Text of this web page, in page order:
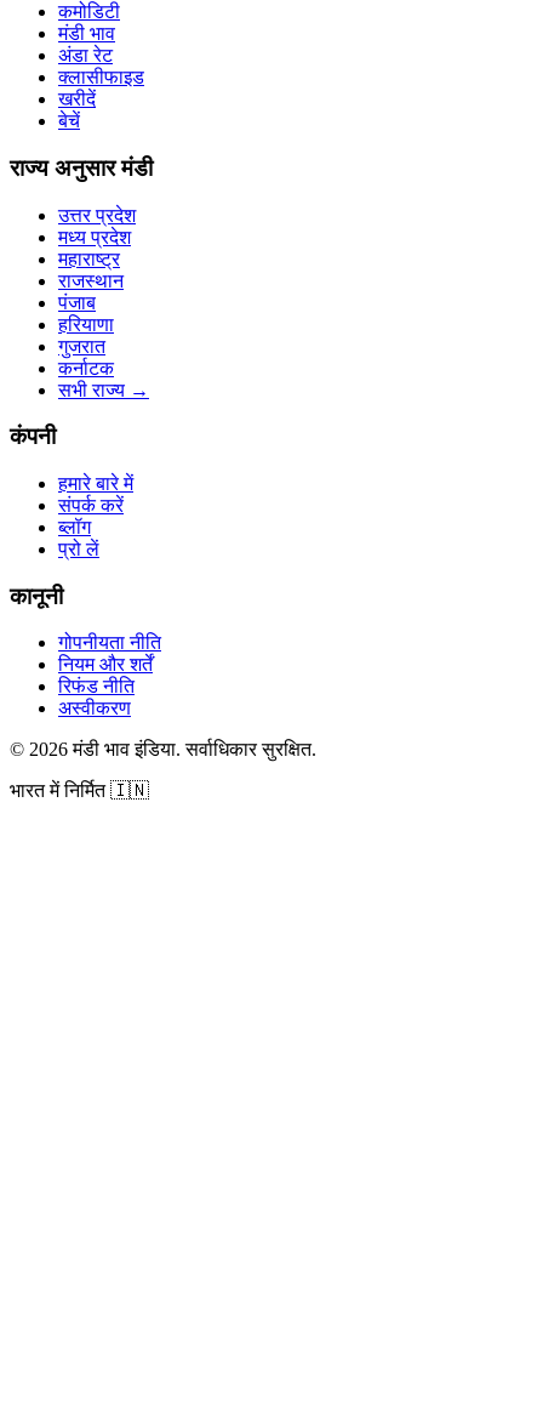
कमोडिटी
मंडी भाव
अंडा रेट
क्लासीफाइड
खरीदें
बेचें
राज्य अनुसार मंडी
उत्तर प्रदेश
मध्य प्रदेश
महाराष्ट्र
राजस्थान
पंजाब
हरियाणा
गुजरात
कर्नाटक
सभी राज्य →
कंपनी
हमारे बारे में
संपर्क करें
ब्लॉग
प्रो लें
कानूनी
गोपनीयता नीति
नियम और शर्तें
रिफंड नीति
अस्वीकरण
© 2026 मंडी भाव इंडिया.सर्वाधिकार सुरक्षित.
भारत में निर्मित🇮🇳